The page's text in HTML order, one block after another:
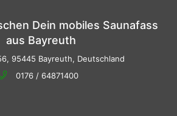
Dein mobiles Saunafass
aus Bayreuth
95445 Bayreuth, Deutschland
0176 / 64871400